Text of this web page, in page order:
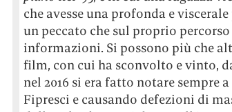
che avesse una profonda e
un peccato che sul proprio
informazioni. Si possono più che
film, con cui ha sconvolto e vinto,
nel 2016 si era fatto notare sempre
Fipresci e causando defezioni di